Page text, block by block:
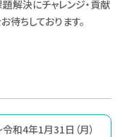
解決にチャレンジ・貢献
ちしております。
和4年1月31日（月）